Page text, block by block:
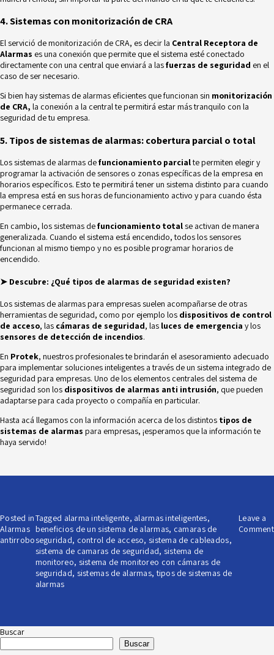
4. Sistemas con monitorización de CRA
El servició de monitorización de CRA, es decir la Central Receptora de
Alarmas es una conexión que permite que el sistema esté conectado
directamente con una central que enviará a lasfuerzas de seguridad en el
caso de ser necesario.
Si bien hay sistemas de alarmas eficientes que funcionan sin monitorización
de CRA, la conexión a la central te permitirá estar más tranquilo con la
seguridad de tu empresa.
5. Tipos de sistemas de alarmas: cobertura parcial o total
Los sistemas de alarmas defuncionamiento parcialte permiten elegir y
programar la activación de sensores o zonas específicas de la empresa en
horarios específicos. Esto te permitirá tener un sistema distinto para cuando
la empresa está en sus horas de funcionamiento activo y para cuando ésta
permanece cerrada.
En cambio, los sistemas defuncionamiento totalse activan de manera
generalizada. Cuando el sistema está encendido, todos los sensores
funcionan al mismo tiempo y no es posible programar horarios de
encendido.
➤ Descubre: ¿Qué tipos de alarmas de seguridad existen?
Los sistemas de alarmas para empresas suelen acompañarse de otras
herramientas de seguridad, como por ejemplo los dispositivos de control
de acceso, las cámaras de seguridad, las luces de emergencia y los
sensores de detección de incendios.
En Protek, nuestros profesionales te brindarán el asesoramiento adecuado
para implementar soluciones inteligentes a través de un sistema integrado de
seguridad para empresas. Uno de los elementos centrales del sistema de
seguridad son los dispositivos de alarmas anti intrusión, que pueden
adaptarse para cada proyecto o compañía en particular.
Hasta acá llegamos con la información acerca de los distintos tipos de
sistemas de alarmas para empresas, ¡esperamos que la información te
haya servido!
Posted in
Alarmas
antirrobo
Tagged alarma inteligente, alarmas inteligentes,
beneficios de un sistema de alarmas, camaras de
seguridad, control de acceso, sistema de cableados,
sistema de camaras de seguridad, sistema de
monitoreo, sistema de monitoreo con cámaras de
seguridad, sistemas de alarmas,tipos de sistemas de
alarmas
Leave a
Comment
Buscar
Buscar